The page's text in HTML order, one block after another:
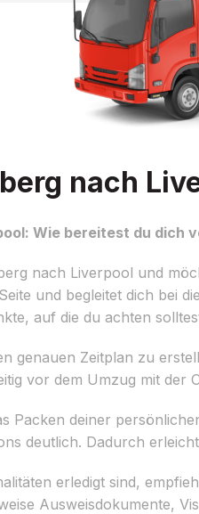
nach
Wie bereitest du dich
nach Liverpool und
und begleitet dich bei
auf die du achten
genauen Zeitplan zu
vor dem Umzug mit der
Packen deiner
deutlich. Dadurch
erledigt sind,
Ausweisdokumente,